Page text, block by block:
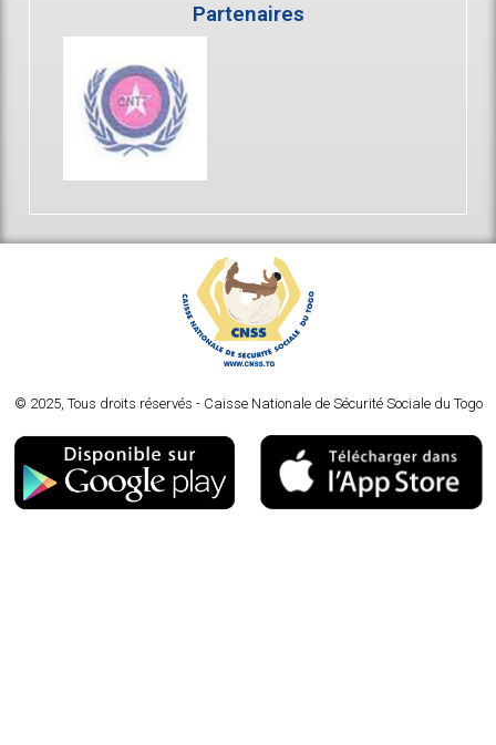
Partenaires
© 2025, Tous droits réservés - Caisse Nationale de Sécurité Sociale du Togo